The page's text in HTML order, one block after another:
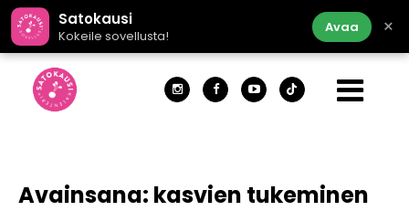
Satokausi
Kokeile sovellusta!
Avaa ×
Avainsana: kasvien tukeminen